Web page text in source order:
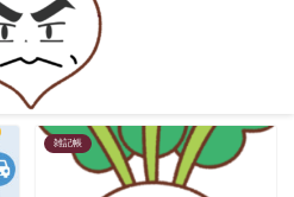
雑記帳